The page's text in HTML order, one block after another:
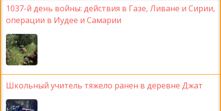
1037-й день войны: действия в Газе, Ливане и Сирии,
операции в Иудее и Самарии
Школьный учитель тяжело ранен в деревне Джат